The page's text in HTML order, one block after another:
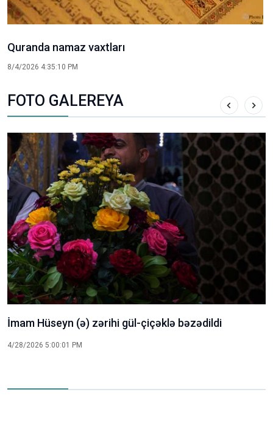
Quranda namaz vaxtları
8/4/2026 4:35:10 PM
FOTO GALEREYA
İmam Hüseyn (ə) zərihi gül-çiçəklə bəzədildi
4/28/2026 5:00:01 PM